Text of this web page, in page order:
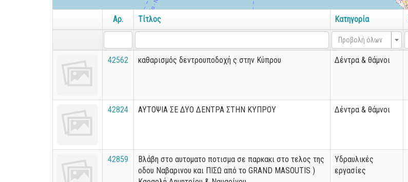
Αρ. Τίτλος Κατηγορία
Προβολή όλων
42562 καθαρισμός δεντρουποδοχή ς στην Κύπρου Δέντρα & θάμνοι
42824 ΑΥΤΟΨΙΑ ΣΕ ΔΥΟ ΔΕΝΤΡΑ ΣΤΗΝ ΚΥΠΡΟΥ Δέντρα & θάμνοι
42859
Βλάβη στο αυτοματο ποτισμα σε παρκακι στο τελος της
οδου Ναβαρινου και ΠΙΣΩ από το GRAND MASOUTIS )
Υδραυλικές
εργασίες